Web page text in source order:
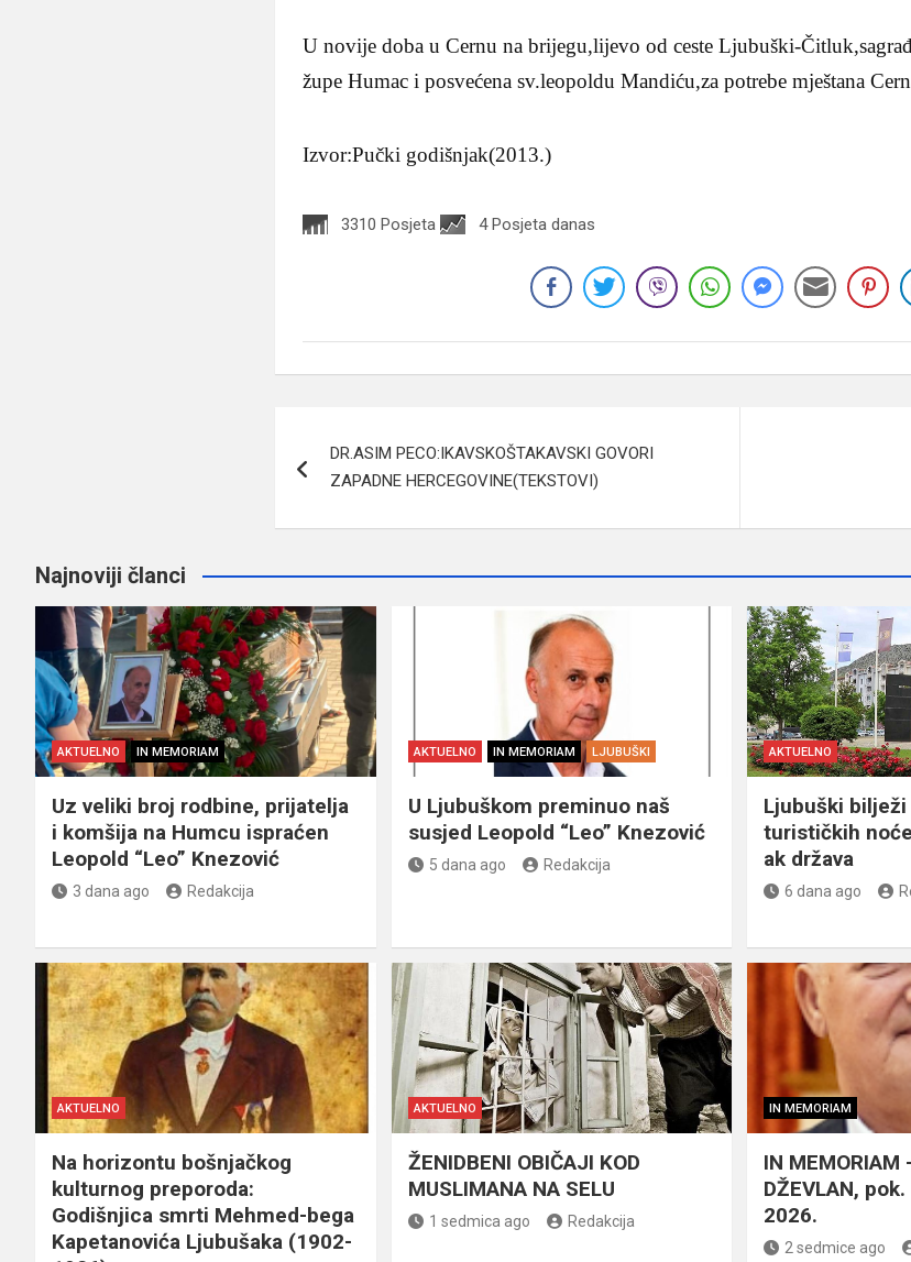
U novije doba u Cernu na brijegu,lijevo od ceste Ljubuški-
župe Humac i posvećena sv.leopoldu Mandiću,za potrebe mještana
Izvor:Pučki godišnjak(2013.)
3310 Posjeta 4 Posjeta danas
članaka
DR.ASIM PECO:IKAVSKOŠTAKAVSKI GOVORI
ZAPADNE HERCEGOVINE(TEKSTOVI)
Najnoviji članci
AKTUELNO IN MEMORIAM
Uz veliki broj rodbine, prijatelja
i komšija na Humcu ispraćen
Leopold “Leo” Knezović
3 dana ago Redakcija
AKTUELNO IN MEMORIAM LJUBUŠKI
U Ljubuškom preminuo naš
susjed Leopold “Leo” Knezović
5 dana ago Redakcija
AKTUELNO
Ljubuški
turističkih
ak država
6 dana ago
AKTUELNO
Na horizontu bošnjačkog
kulturnog preporoda:
Godišnjica smrti Mehmed-bega
Kapetanovića Ljubušaka (1902-
AKTUELNO
ŽENIDBENI OBIČAJI KOD
MUSLIMANA NA SELU
1 sedmica ago Redakcija
IN MEMORIAM
IN MEMORIAM
DŽEVLAN,
2026.
2 sedmice ago